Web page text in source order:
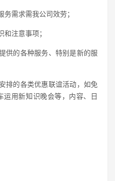
务需求需我公司效劳；
和注意事项；
供的各种服务、特别是新的服
排的各类优惠联谊活动，如免
运用新知识晚会等，内容、日